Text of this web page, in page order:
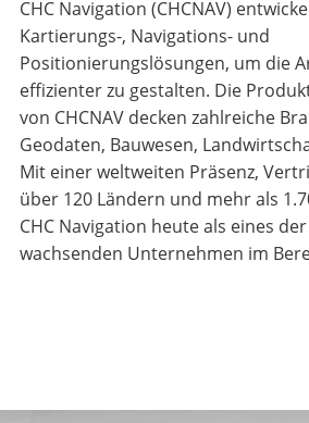
CHC Navigation (CHCNAV)
Kartierungs-, Navigations- und
Positionierungslösungen, um die
effizienter zu gestalten. Die
von CHCNAV decken zahlreiche
Geodaten, Bauwesen,
Mit einer weltweiten Präsenz,
über 120 Ländern und mehr als
CHC Navigation heute als eines
wachsenden Unternehmen im